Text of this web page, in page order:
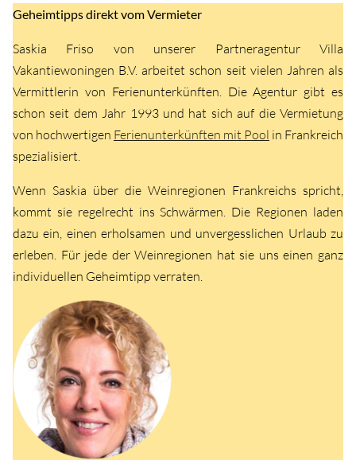
Geheimtipps direkt vom Vermieter
Saskia Friso von unserer Partneragentur Villa
Vakantiewoningen B.V. arbeitet schon seit vielen Jahren als
Vermittlerin von Ferienunterkünften. Die Agentur gibt es
schon seit dem Jahr 1993 und hat sich auf die Vermietung
von hochwertigen Ferienunterkünften mit Pool in Frankreich
spezialisiert.
Wenn Saskia über die Weinregionen Frankreichs spricht,
kommt sie regelrecht ins Schwärmen. Die Regionen laden
dazu ein, einen erholsamen und unvergesslichen Urlaub zu
erleben. Für jede der Weinregionen hat sie uns einen ganz
individuellen Geheimtipp verraten.